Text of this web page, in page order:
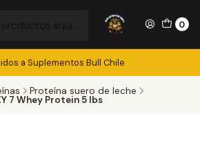
0
a Suplementos Bull Chile
Proteína suero de leche
7 Whey Protein 5 lbs